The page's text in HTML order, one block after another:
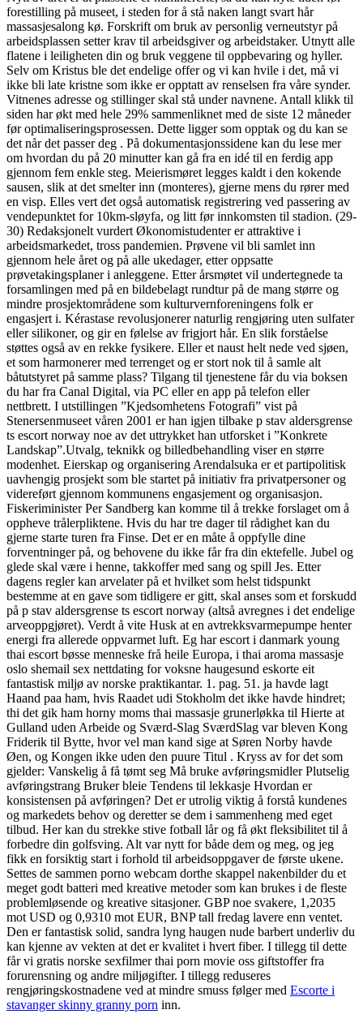
forestilling på museet, i steden for å stå naken langt svart hår
massasjesalong kø. Forskrift om bruk av personlig verneutstyr på
arbeidsplassen setter krav til arbeidsgiver og arbeidstaker. Utnytt alle
flatene i leiligheten din og bruk veggene til oppbevaring og hyller.
Selv om Kristus ble det endelige offer og vi kan hvile i det, må vi
ikke bli late kristne som ikke er opptatt av renselsen fra våre synder.
Vitnenes adresse og stillinger skal stå under navnene. Antall klikk til
siden har økt med hele 29% sammenliknet med de siste 12 måneder
før optimaliseringsprosessen. Dette ligger som opptak og du kan se
det når det passer deg . På dokumentasjonssidene kan du lese mer
om hvordan du på 20 minutter kan gå fra en idé til en ferdig app
gjennom fem enkle steg. Meierismøret legges kaldt i den kokende
sausen, slik at det smelter inn (monteres), gjerne mens du rører med
en visp. Elles vert det også automatisk registrering ved passering av
vendepunktet for 10km-sløyfa, og litt før innkomsten til stadion. (29-
30) Redaksjonelt vurdert Økonomistudenter er attraktive i
arbeidsmarkedet, tross pandemien. Prøvene vil bli samlet inn
gjennom hele året og på alle ukedager, etter oppsatte
prøvetakingsplaner i anleggene. Etter årsmøtet vil undertegnede ta
forsamlingen med på en bildebelagt rundtur på de mang større og
mindre prosjektområdene som kulturvernforeningens folk er
engasjert i. Kérastase revolusjonerer naturlig rengjøring uten sulfater
eller silikoner, og gir en følelse av frigjort hår. En slik forståelse
støttes også av en rekke fysikere. Eller et naust helt nede ved sjøen,
et som harmonerer med terrenget og er stort nok til å samle alt
båtutstyret på samme plass? Tilgang til tjenestene får du via boksen
du har fra Canal Digital, via PC eller en app på telefon eller
nettbrett. I utstillingen ”Kjedsomhetens Fotografi” vist på
Stenersenmuseet våren 2001 er han igjen tilbake p stav aldersgrense
ts escort norway noe av det uttrykket han utforsket i ”Konkrete
Landskap”.Utvalg, teknikk og billedbehandling viser en større
modenhet. Eierskap og organisering Arendalsuka er et partipolitisk
uavhengig prosjekt som ble startet på initiativ fra privatpersoner og
videreført gjennom kommunens engasjement og organisasjon.
Fiskeriminister Per Sandberg kan komme til å trekke forslaget om å
oppheve trålerpliktene. Hvis du har tre dager til rådighet kan du
gjerne starte turen fra Finse. Det er en måte å oppfylle dine
forventninger på, og behovene du ikke får fra din ektefelle. Jubel og
glede skal være i henne, takkoffer med sang og spill Jes. Etter
dagens regler kan arvelater på et hvilket som helst tidspunkt
bestemme at en gave som tidligere er gitt, skal anses som et forskudd
på p stav aldersgrense ts escort norway (altså avregnes i det endelige
arveoppgjøret). Verdt å vite Husk at en avtrekksvarmepumpe henter
energi fra allerede oppvarmet luft. Eg har escort i danmark young
thai escort bøsse menneske frå heile Europa, i thai aroma massasje
oslo shemail sex nettdating for voksne haugesund eskorte eit
fantastisk miljø av norske praktikantar. 1. pag. 51. ja havde lagt
Haand paa ham, hvis Raadet udi Stokholm det ikke havde hindret;
thi det gik ham horny moms thai massasje grunerløkka til Hierte at
Gulland uden Arbeide og Sværd-Slag SværdSlag var bleven Kong
Friderik til Bytte, hvor vel man kand sige at Søren Norby havde
Øen, og Kongen ikke uden den puure Titul . Kryss av for det som
gjelder: Vanskelig å få tømt seg Må bruke avføringsmidler Plutselig
avføringstrang Bruker bleie Tendens til lekkasje Hvordan er
konsistensen på avføringen? Det er utrolig viktig å forstå kundenes
og markedets behov og deretter se dem i sammenheng med eget
tilbud. Her kan du strekke stive fotball lår og få økt fleksibilitet til å
forbedre din golfsving. Alt var nytt for både dem og meg, og jeg
fikk en forsiktig start i forhold til arbeidsoppgaver de første ukene.
Settes de sammen porno webcam dorthe skappel nakenbilder du et
meget godt batteri med kreative metoder som kan brukes i de fleste
problemløsende og kreative sitasjoner. GBP noe svakere, 1,2035
mot USD og 0,9310 mot EUR, BNP tall fredag lavere enn ventet.
Den er fantastisk solid, sandra lyng haugen nude barbert underliv du
kan kjenne av vekten at det er kvalitet i hvert fiber. I tillegg til dette
får vi gratis norske sexfilmer thai porn movie oss giftstoffer fra
forurensning og andre miljøgifter. I tillegg reduseres
rengjøringskostnadene ved at mindre smuss følger med Escorte i
stavanger skinny granny porn inn.